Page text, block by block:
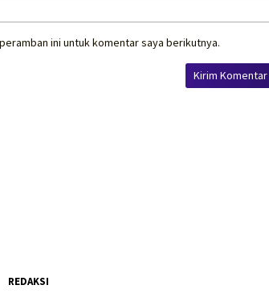
ini untuk komentar saya berikutnya.
REDAKSI